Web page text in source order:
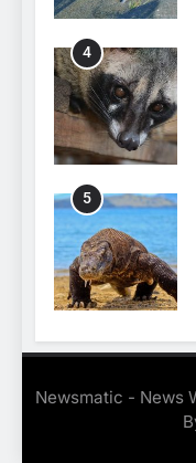
4
5
6
Newsmatic - News